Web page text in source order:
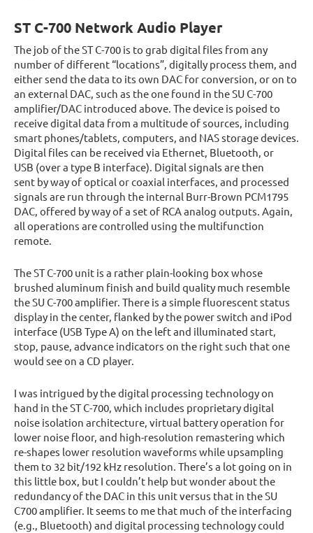
ST C-700 Network Audio Player
The job of the ST C-700 is to grab digital files from any
number of different “locations”, digitally process them, and
either send the data to its own DAC for conversion, or on to
an external DAC, such as the one found in the SU C-700
amplifier/DAC introduced above. The device is poised to
receive digital data from a multitude of sources, including
smart phones/tablets, computers, and NAS storage devices.
Digital files can be received via Ethernet, Bluetooth, or
USB (over a type B interface). Digital signals are then
sent by way of optical or coaxial interfaces, and processed
signals are run through the internal Burr-Brown PCM1795
DAC, offered by way of a set of RCA analog outputs. Again,
all operations are controlled using the multifunction
remote.
The ST C-700 unit is a rather plain-looking box whose
brushed aluminum finish and build quality much resemble
the SU C-700 amplifier. There is a simple fluorescent status
display in the center, flanked by the power switch and iPod
interface (USB Type A) on the left and illuminated start,
stop, pause, advance indicators on the right such that one
would see on a CD player.
I was intrigued by the digital processing technology on
hand in the ST C-700, which includes proprietary digital
noise isolation architecture, virtual battery operation for
lower noise floor, and high-resolution remastering which
re-shapes lower resolution waveforms while upsampling
them to 32 bit/192 kHz resolution. There’s a lot going on in
this little box, but I couldn’t help but wonder about the
redundancy of the DAC in this unit versus that in the SU
C700 amplifier. It seems to me that much of the interfacing
(e.g., Bluetooth) and digital processing technology could